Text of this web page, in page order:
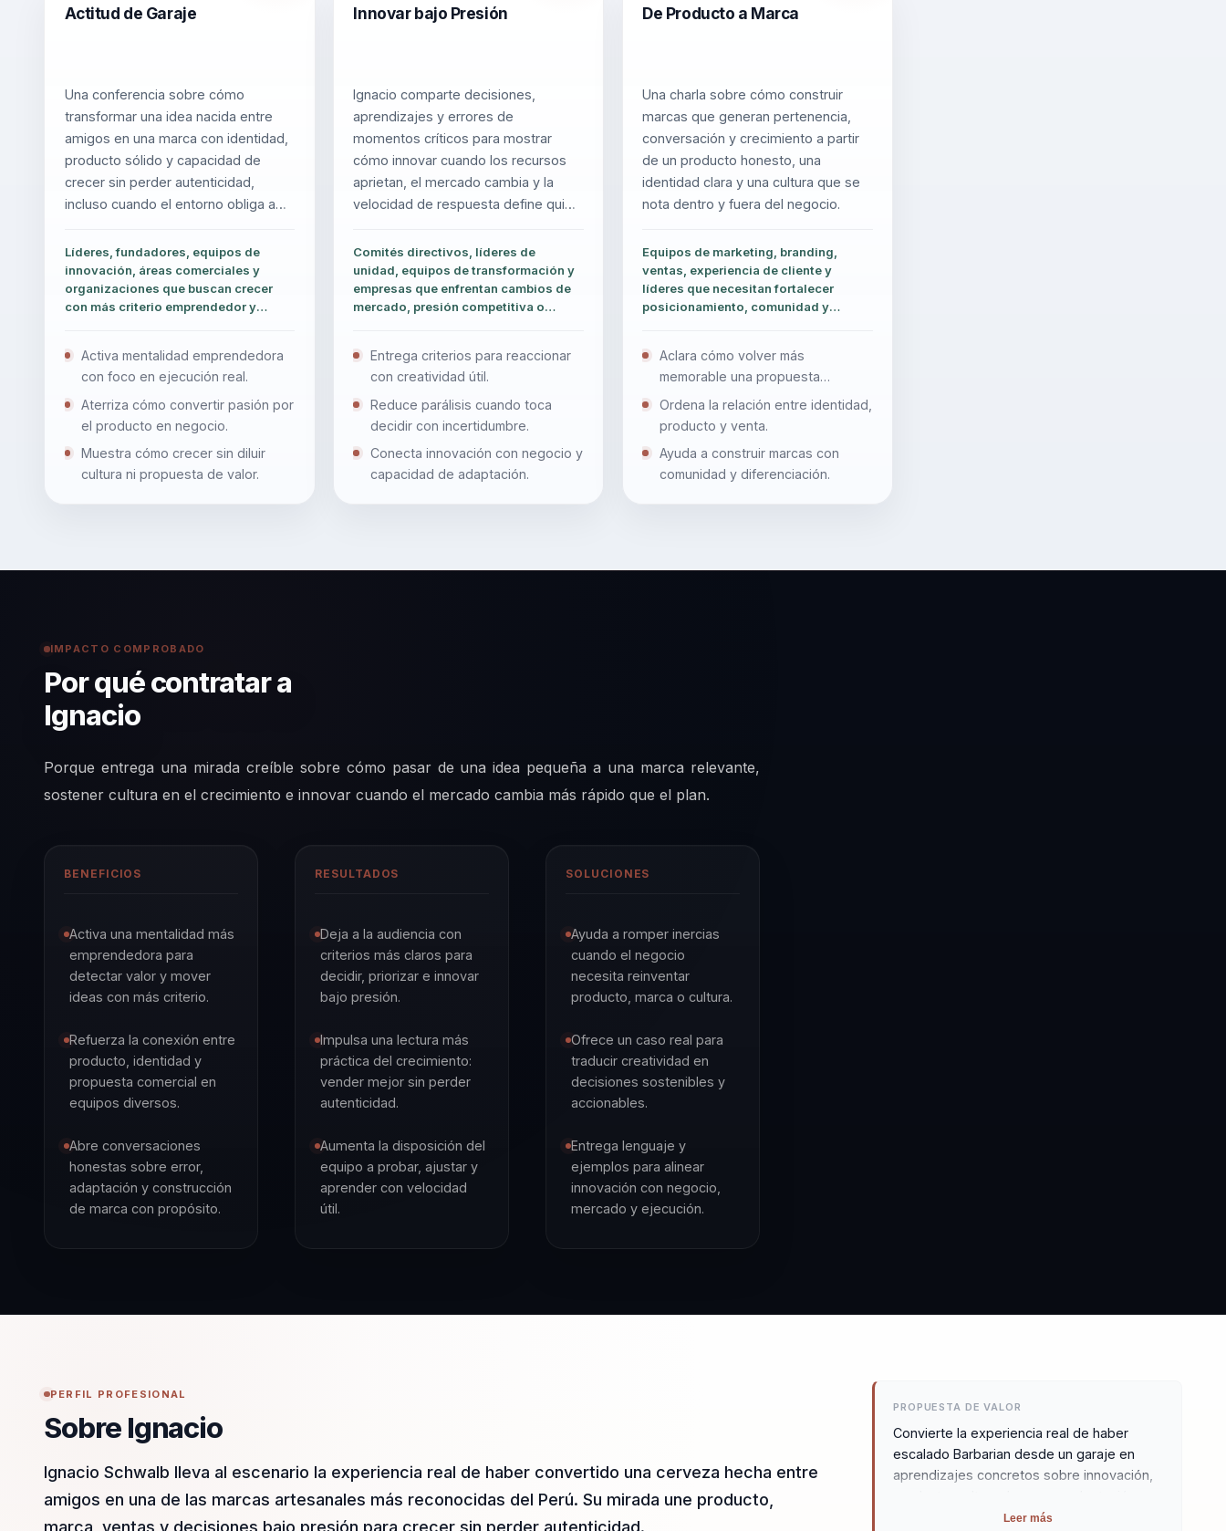
Actitud de Garaje
Una conferencia sobre cómo
transformar una idea nacida entre
amigos en una marca con identidad,
producto sólido y capacidad de
crecer sin perder autenticidad,
incluso cuando el entorno obliga a
Líderes, fundadores, equipos de
innovación, áreas comerciales y
organizaciones que buscan crecer
con más criterio emprendedor y
Activa mentalidad emprendedora
con foco en ejecución real.
Aterriza cómo convertir pasión por
el producto en negocio.
Muestra cómo crecer sin diluir
cultura ni propuesta de valor.
Innovar bajo Presión
Ignacio comparte decisiones,
aprendizajes y errores de
momentos críticos para mostrar
cómo innovar cuando los recursos
aprietan, el mercado cambia y la
velocidad de respuesta define quién
Comités directivos, líderes de
unidad, equipos de transformación y
empresas que enfrentan cambios de
mercado, presión competitiva o
Entrega criterios para reaccionar
con creatividad útil.
Reduce parálisis cuando toca
decidir con incertidumbre.
Conecta innovación con negocio y
capacidad de adaptación.
De Producto a Marca
Una charla sobre cómo construir
marcas que generan pertenencia,
conversación y crecimiento a partir
de un producto honesto, una
identidad clara y una cultura que se
nota dentro y fuera del negocio.
Equipos de marketing, branding,
ventas, experiencia de cliente y
líderes que necesitan fortalecer
posicionamiento, comunidad y
Aclara cómo volver más
memorable una propuesta
comercial.
Ordena la relación entre identidad,
producto y venta.
Ayuda a construir marcas con
comunidad y diferenciación.
IMPACTO COMPROBADO
Por qué contratar a
Ignacio
Porque entrega una mirada creíble sobre cómo pasar de una idea pequeña a una marca relevante,
sostener cultura en el crecimiento e innovar cuando el mercado cambia más rápido que el plan.
BENEFICIOS
Activa una mentalidad más
emprendedora para
detectar valor y mover
ideas con más criterio.
Refuerza la conexión entre
producto, identidad y
propuesta comercial en
equipos diversos.
Abre conversaciones
honestas sobre error,
adaptación y construcción
de marca con propósito.
RESULTADOS
Deja a la audiencia con
criterios más claros para
decidir, priorizar e innovar
bajo presión.
Impulsa una lectura más
práctica del crecimiento:
vender mejor sin perder
autenticidad.
Aumenta la disposición del
equipo a probar, ajustar y
aprender con velocidad
útil.
SOLUCIONES
Ayuda a romper inercias
cuando el negocio
necesita reinventar
producto, marca o cultura.
Ofrece un caso real para
traducir creatividad en
decisiones sostenibles y
accionables.
Entrega lenguaje y
ejemplos para alinear
innovación con negocio,
mercado y ejecución.
PERFIL PROFESIONAL
Sobre Ignacio
Ignacio Schwalb lleva al escenario la experiencia real de haber convertido una cerveza hecha entre
amigos en una de las marcas artesanales más reconocidas del Perú. Su mirada une producto,
PROPUESTA DE VALOR
Convierte la experiencia real de haber
escalado Barbarian desde un garaje en
aprendizajes concretos sobre innovación,
crecimiento para empresas que quieren
Leer más